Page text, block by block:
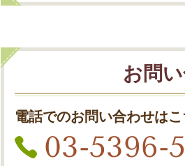
お問
電話でのお問い合わせはこ
03-5396-